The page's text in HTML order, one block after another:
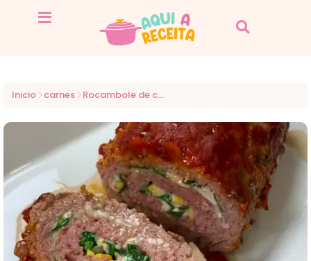
Inicio carnes Rocambole de carne moída